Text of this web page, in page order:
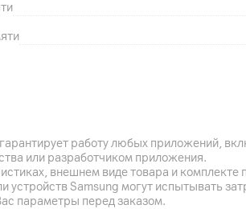
зарядки
зарядки
работу любых приложений,
или разработчиком приложения.
внешнем виде товара и
устройств Samsung могут испытывать
параметры перед заказом.